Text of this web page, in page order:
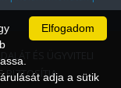
ÉS ÜGYVITELI
BIZTOSÍTJA.
Elfogadom
adja a sütik